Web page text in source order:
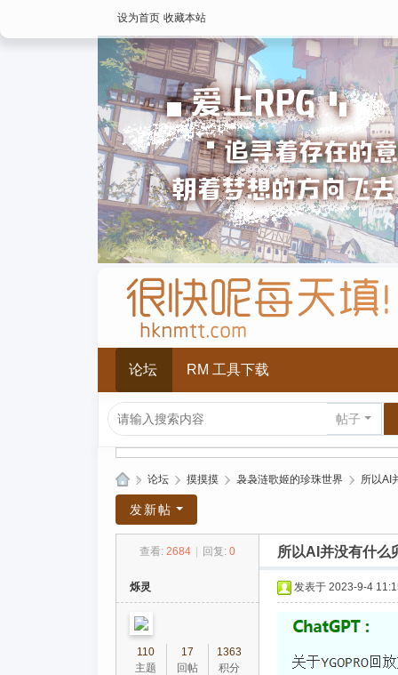
设为首页 收藏本站
论坛 RM 工具下载
帖子
上
» 论坛 › 摸摸摸 › 袅袅涟歌姬的珍珠世界 › 所以AI
发新帖
查看: 2684 回复: 0 所以AI并没有什么
烁灵
110
主题
17
回帖
1363
积分
发表于 2023-9-4